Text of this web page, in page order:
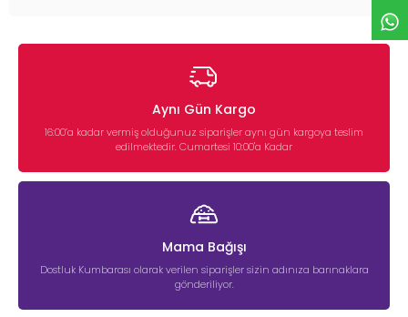
Aynı Gün Kargo
16:00’a kadar vermiş olduğunuz siparişler aynı gün kargoya teslim
edilmektedir. Cumartesi 10:00'a Kadar
Mama Bağışı
Dostluk Kumbarası olarak verilen siparişler sizin adınıza barınaklara
gönderiliyor.